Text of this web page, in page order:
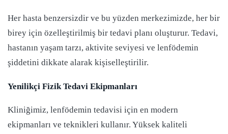
Her hasta benzersizdir ve bu yüzden merkezimizde, her bir
birey için özelleştirilmiş bir tedavi planı oluşturur. Tedavi,
hastanın yaşam tarzı, aktivite seviyesi ve lenfödemin
şiddetini dikkate alarak kişiselleştirilir.
Yenilikçi Fizik Tedavi Ekipmanları
Kliniğimiz, lenfödemin tedavisi için en modern
ekipmanları ve teknikleri kullanır. Yüksek kaliteli